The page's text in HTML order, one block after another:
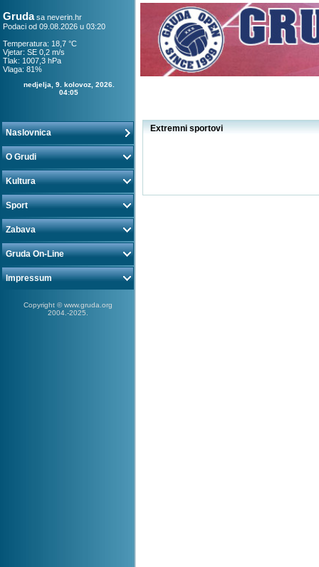
Grudasa neverin.hr
Podaci od 09.08.2026 u 03:20
Temperatura: 18,7 °C
Vjetar: SE 0,2 m/s
Tlak: 1007,3 hPa
Vlaga: 81%
nedjelja, 9. kolovoz, 2026.
04:05
Naslovnica
O Grudi
Kultura
Sport
Zabava
Gruda On-Line
Impressum
Copyright © www.gruda.org
2004.-2025.
Extremni sportovi